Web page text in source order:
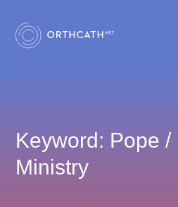
Keyword: Pope /
Ministry